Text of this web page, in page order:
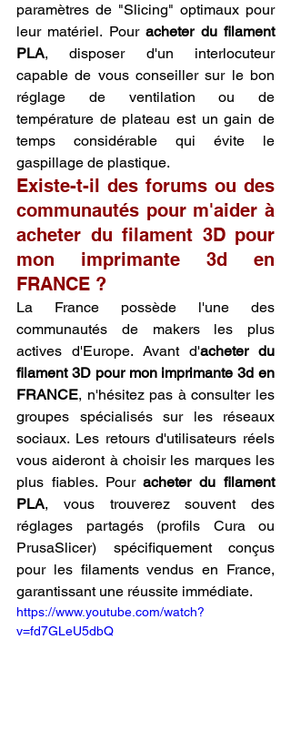
paramètres de "Slicing" optimaux pour
leur matériel. Pour acheter du filament
PLA, disposer d'un interlocuteur
capable de vous conseiller sur le bon
réglage de ventilation ou de
température de plateau est un gain de
temps considérable qui évite le
gaspillage de plastique.
Existe-t-il des forums ou des
communautés pour m'aider à
acheter du filament 3D pour
mon imprimante 3d en
FRANCE ?
La France possède l'une des
communautés de makers les plus
actives d'Europe. Avant d'acheter du
filament 3D pour mon imprimante 3d en
FRANCE, n'hésitez pas à consulter les
groupes spécialisés sur les réseaux
sociaux. Les retours d'utilisateurs réels
vous aideront à choisir les marques les
plus fiables. Pour acheter du filament
PLA, vous trouverez souvent des
réglages partagés (profils Cura ou
PrusaSlicer) spécifiquement conçus
pour les filaments vendus en France,
garantissant une réussite immédiate.
https://www.youtube.com/watch?
v=fd7GLeU5dbQ